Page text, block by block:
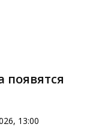
появятся
13:00